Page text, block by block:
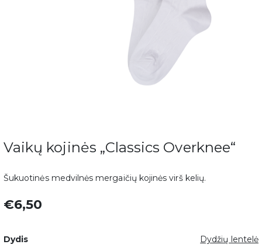
Vaikų kojinės „Classics Overknee“
Šukuotinės medvilnės mergaičių kojinės virš kelių.
€6,50
Dydis Dydžių lentelė